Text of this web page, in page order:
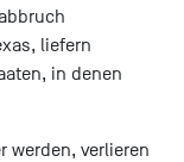
liefern
in denen
werden, verlieren